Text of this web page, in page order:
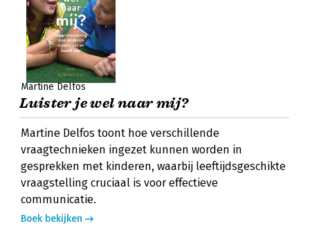
Martine Delfos
Luister je wel naar mij?
Martine Delfos toont hoe verschillende
vraagtechnieken ingezet kunnen worden in
gesprekken met kinderen, waarbij leeftijdsgeschikte
vraagstelling cruciaal is voor effectieve
communicatie.
Boek bekijken